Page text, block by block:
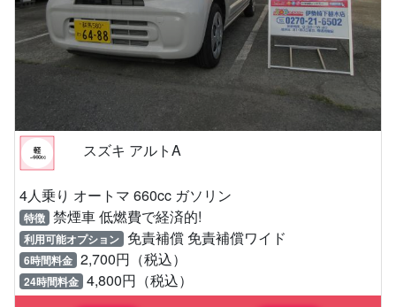
スズキ アルトA
4人乗り オートマ 660cc ガソリン
特徴 禁煙車 低燃費で経済的!
利用可能オプション 免責補償 免責補償ワイド
6時間料金 2,700円（税込）
24時間料金 4,800円（税込）